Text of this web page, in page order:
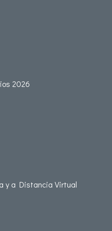
2026
y a Distancia Virtual